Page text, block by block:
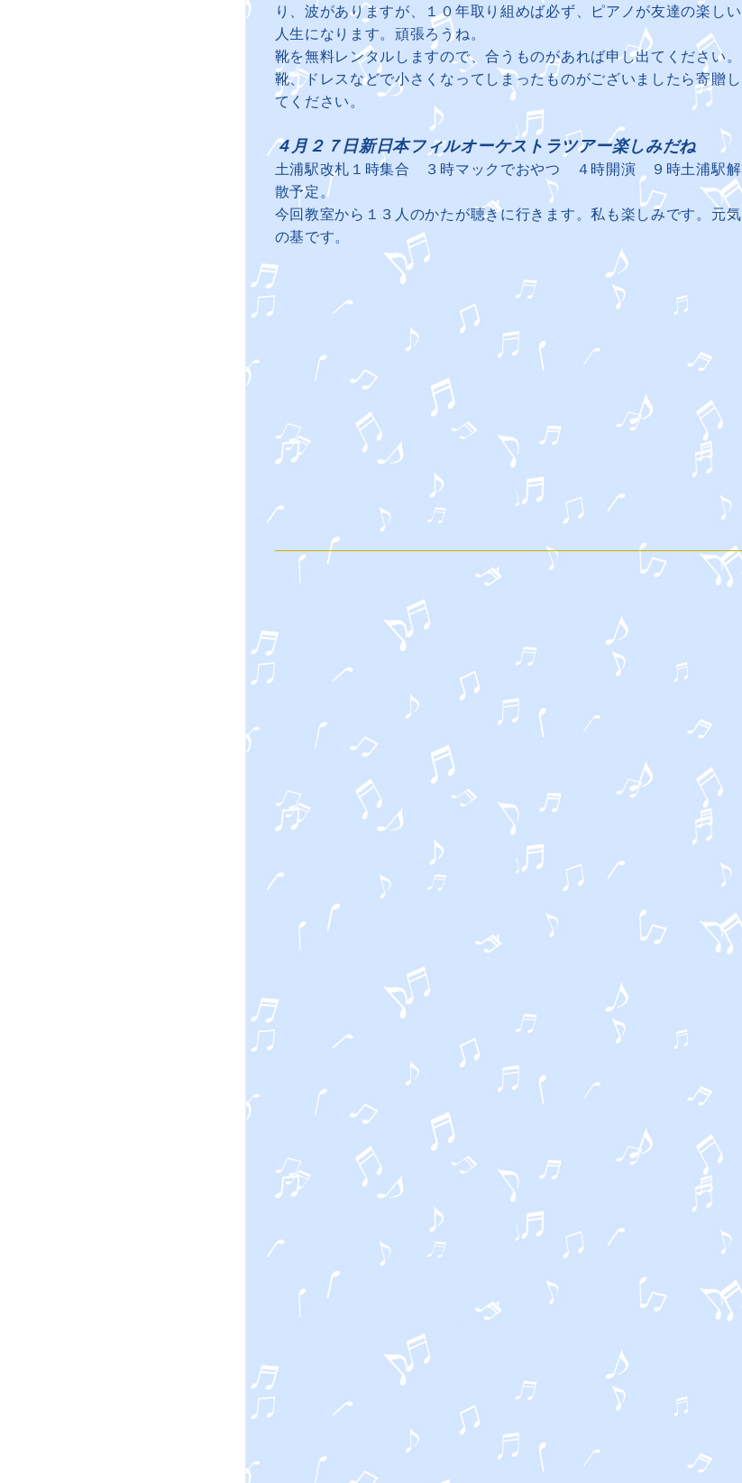
り、波がありますが、１０年取り組めば必ず、ピアノが友達の楽しい
人生になります。頑張ろうね。
靴を無料レンタルしますので、合うものがあれば申し出てください。
靴、ドレスなどで小さくなってしまったものがございましたら寄贈し
てください。
４月２７日新日本フィルオーケストラツアー楽しみだね
土浦駅改札１時集合 ３時マックでおやつ ４時開演 ９時土浦駅解
散予定。
今回教室から１３人のかたが聴きに行きます。私も楽しみです。元気
の基です。